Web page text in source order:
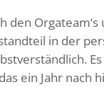
den
in der
ein Jahr